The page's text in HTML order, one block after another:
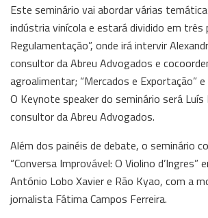
Este seminário vai abordar várias
indústria vinícola e estará dividido em três
Regulamentação”, onde irá intervir
consultor da Abreu Advogados e
agroalimentar; “Mercados e Exportação” e
O Keynote speaker do seminário será Luís
consultor da Abreu Advogados.
Além dos painéis de debate, o seminário
“Conversa Improvável: O Violino d’Ingres”
António Lobo Xavier e Rão Kyao, com a
jornalista Fátima Campos Ferreira.